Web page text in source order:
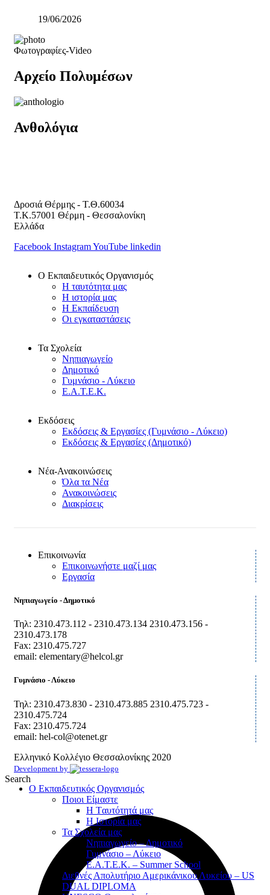
19/06/2026
Φωτογραφίες-Video
Αρχείο Πολυμέσων
Ανθολόγια
Δροσιά Θέρμης - Τ.Θ.60034
Τ.Κ.57001 Θέρμη - Θεσσαλονίκη
Ελλάδα
Facebook InstagramYouTube linkedin
Ο Εκπαιδευτικός Οργανισμός
Η ταυτότητα μας
Η ιστορία μας
Η Εκπαίδευση
Οι εγκαταστάσεις
Τα Σχολεία
Νηπιαγωγείο
Δημοτικό
Γυμνάσιο - Λύκειο
Ε.Α.Τ.Ε.Κ.
Εκδόσεις
Εκδόσεις & Εργασίες (Γυμνάσιο - Λύκειο)
Εκδόσεις & Εργασίες (Δημοτικό)
Νέα-Ανακοινώσεις
Όλα τα Νέα
Ανακοινώσεις
Διακρίσεις
Επικοινωνία
Επικοινωνήστε μαζί μας
Εργασία
Νηπιαγωγείο - Δημοτικό
Τηλ: 2310.473.112 - 2310.473.134 2310.473.156 -
2310.473.178
Fax: 2310.475.727
email: elementary@helcol.gr
Γυμνάσιο - Λύκειο
Τηλ: 2310.473.830 - 2310.473.885 2310.475.723 -
2310.475.724
Fax: 2310.475.724
email: hel-col@otenet.gr
Ελληνικό Κολλέγιο Θεσσαλονίκης 2020
Development by
Search
Ο Εκπαιδευτικός Οργανισμός
Ποιοι Είμαστε
Η Tαυτότητά μας
Η Ιστορία μας
Τα Σχολεία μας
Νηπιαγωγείο – Δημοτικό
Γυμνάσιο – Λύκειο
Ε.Α.Τ.Ε.Κ. – Summer School
Διεθνές Απολυτήριο Αμερικάνικου Λυκείου – US
DUAL DIPLOMA